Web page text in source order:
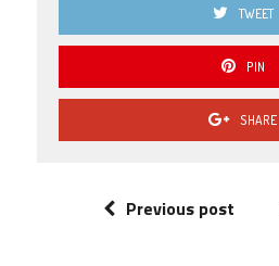
TWEET
PIN
SHARE
Previous post